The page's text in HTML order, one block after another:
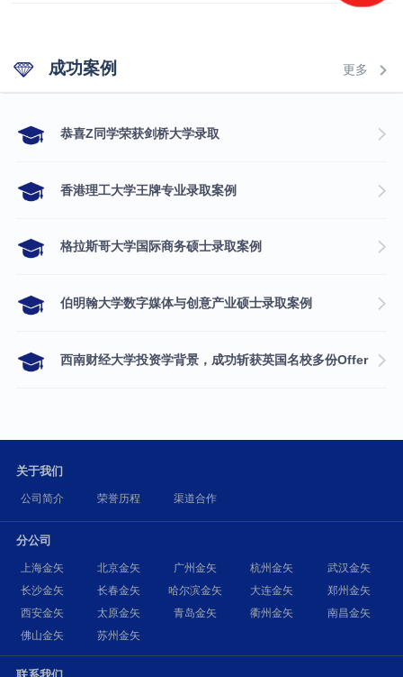
成功案例 更多
​恭喜Z同学荣获剑桥大学录取
香港理工大学王牌专业录取案例
格拉斯哥大学国际商务硕士录取案例
伯明翰大学数字媒体与创意产业硕士录取案例
西南财经大学投资学背景，成功斩获英国名校多份Offer
关于我们
公司简介 荣誉历程 渠道合作
分公司
上海金矢 北京金矢 广州金矢 杭州金矢
武汉金矢
长沙金矢
长春金矢 哈尔滨金矢 大连金矢
郑州金矢
西安金矢
太原金矢 青岛金矢 衢州金矢
南昌金矢
佛山金矢
苏州金矢